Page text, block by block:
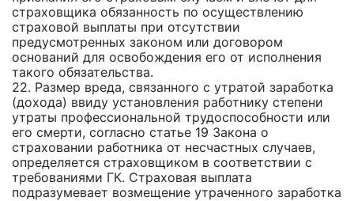
страховщика обязанность по осуществлению
страховой выплаты при отсутствии
предусмотренных законом или договором
оснований для освобождения его от исполнения
такого обязательства.
22. Размер вреда, связанного с утратой заработка
(дохода) ввиду установления работнику степени
утраты профессиональной трудоспособности или
его смерти, согласно статье 19 Закона о
страховании работника от несчастных случаев,
определяется страховщиком в соответствии с
требованиями ГК. Страховая выплата
подразумевает возмещение утраченного заработка